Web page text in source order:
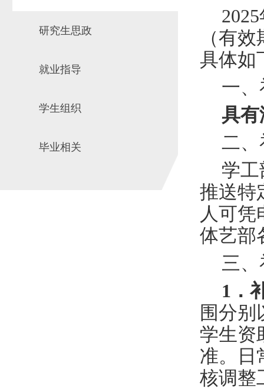
研究生思政
就业指导
学生组织
毕业相关
2025
（有
具体如
一
具
二、
学
推送特
人可
体艺部
三
1 ．
围分别
学生资
准。日
核调整